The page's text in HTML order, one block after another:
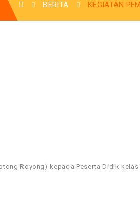
BERITA KEGIATAN
Royong) kepada Peserta Didik kelas